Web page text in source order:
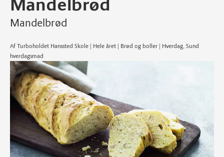
Mandelbrød
Af Turboholdet Hanssted Skole | Hele året | Brød og boller | Hverdag, Sund
hverdagsmad